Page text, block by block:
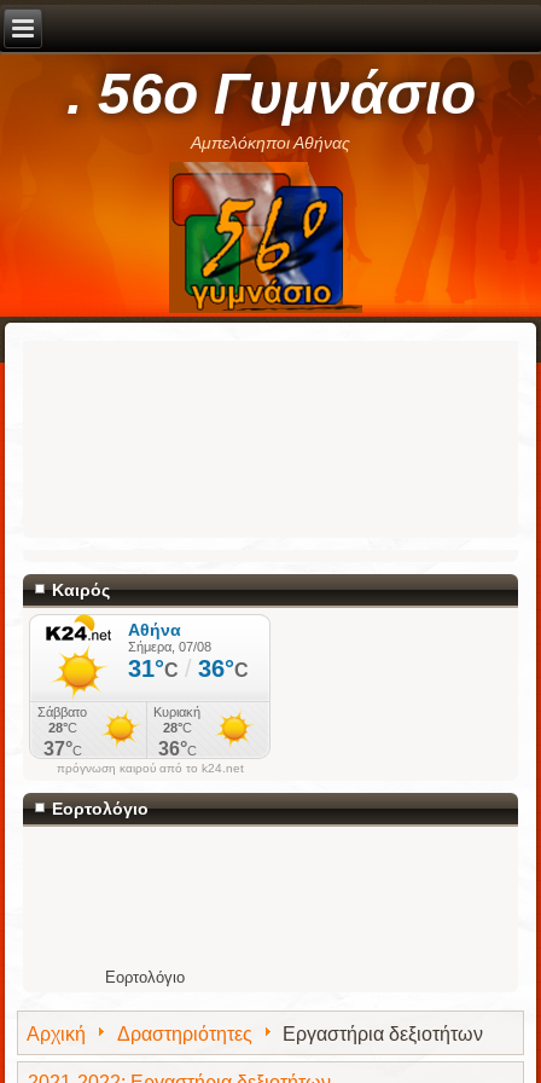
. 56ο Γυμνάσιο
Αμπελόκηποι Αθήνας
Καιρός
πρόγνωση καιρού από το k24.net
Εορτολόγιο
Εορτολόγιο
Αρχική Δραστηριότητες Εργαστήρια δεξιοτήτων